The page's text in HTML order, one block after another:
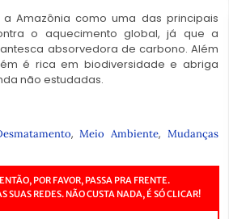
a Amazônia como uma das principais
o aquecimento global, já que a
absorvedora de carbono. Além
é rica em biodiversidade e abriga
não estudadas.
,Meio Ambiente,Mudanças
POR FAVOR, PASSA PRA FRENTE.
SUAS REDES. NÃO CUSTA NADA, É SÓ CLICAR!